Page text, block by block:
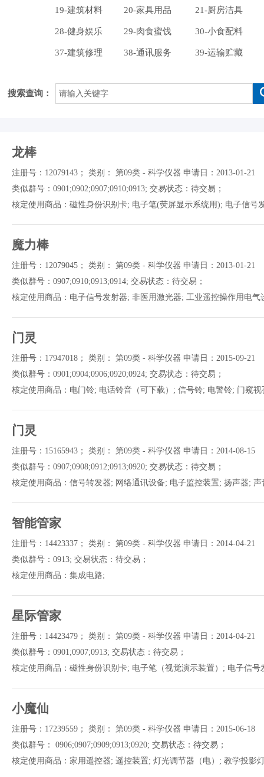
19-建筑材料 20-家具用品 21-厨房洁具
28-健身娱乐 29-肉食蜜饯 30-小食配料
37-建筑修理 38-通讯服务 39-运输贮藏
搜索查询：
龙棒
注册号：12079143； 类别： 第09类 - 科学仪器 申请日：2013-01-21
类似群号：0901;0902;0907;0910;0913; 交易状态：待交易；
核定使用商品：磁性身份识别卡; 电子笔(荧屏显示系统用); 电子信
魔力棒
注册号：12079045； 类别： 第09类 - 科学仪器 申请日：2013-01-21
类似群号：0907;0910;0913;0914; 交易状态：待交易；
核定使用商品：电子信号发射器; 非医用激光器; 工业遥控操作用电
门灵
注册号：17947018； 类别： 第09类 - 科学仪器 申请日：2015-09-21
类似群号：0901;0904;0906;0920;0924; 交易状态：待交易；
核定使用商品：电门铃; 电话铃音（可下载）; 信号铃; 电警铃; 门窥
门灵
注册号：15165943； 类别： 第09类 - 科学仪器 申请日：2014-08-15
类似群号：0907;0908;0912;0913;0920; 交易状态：待交易；
核定使用商品：信号转发器; 网络通讯设备; 电子监控装置; 扬声器;
智能管家
注册号：14423337； 类别： 第09类 - 科学仪器 申请日：2014-04-21
类似群号：0913; 交易状态：待交易；
核定使用商品：集成电路;
星际管家
注册号：14423479； 类别： 第09类 - 科学仪器 申请日：2014-04-21
类似群号：0901;0907;0913; 交易状态：待交易；
核定使用商品：磁性身份识别卡; 电子笔（视觉演示装置）; 电子信
小魔仙
注册号：17239559； 类别： 第09类 - 科学仪器 申请日：2015-06-18
类似群号： 0906;0907;0909;0913;0920; 交易状态：待交易；
核定使用商品：家用遥控器; 遥控装置; 灯光调节器（电）; 教学投